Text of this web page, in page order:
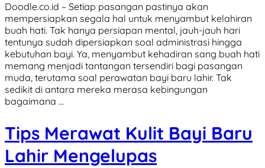
Doodle.co.id – Setiap pasangan pastinya akan
mempersiapkan segala hal untuk menyambut kelahiran
buah hati. Tak hanya persiapan mental, jauh-jauh hari
tentunya sudah dipersiapkan soal administrasi hingga
kebutuhan bayi. Ya, menyambut kehadiran sang buah hati
memang menjadi tantangan tersendiri bagi pasangan
muda, terutama soal perawatan bayi baru lahir. Tak
sedikit di antara mereka merasa kebingungan
bagaimana …
Tips Merawat Kulit Bayi Baru
Lahir Mengelupas